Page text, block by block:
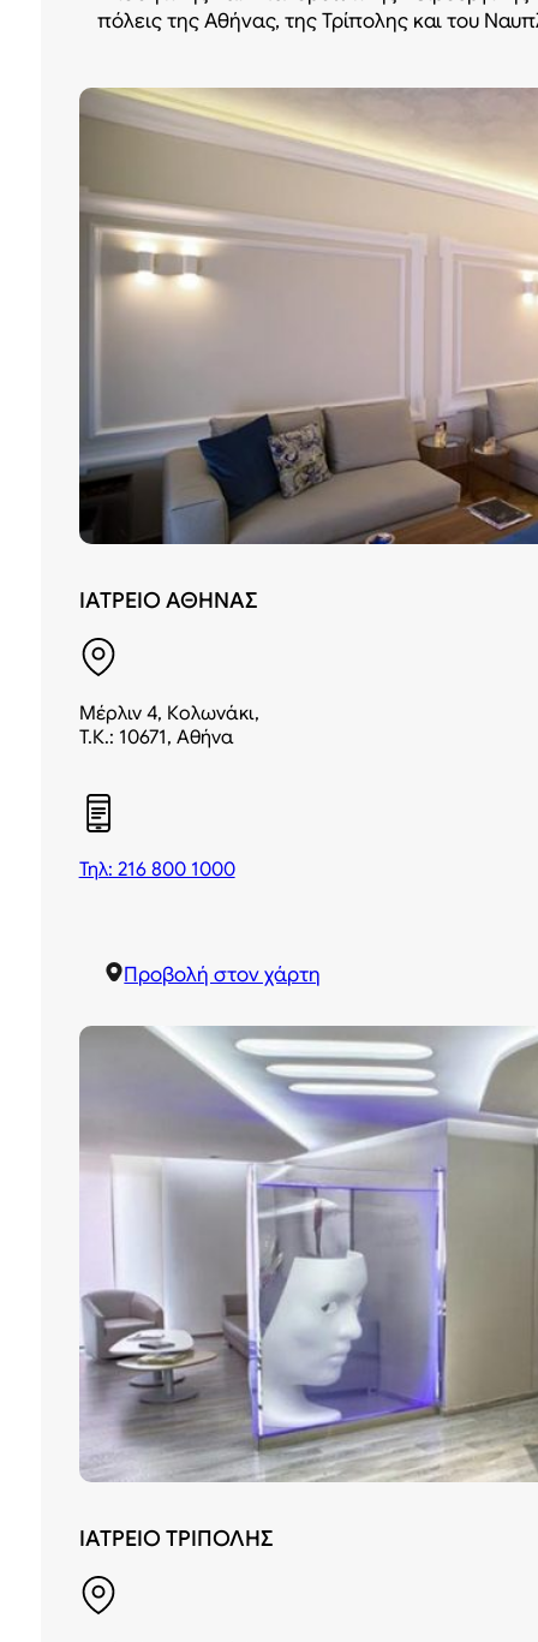
πόλεις της Αθήνας, της Τρίπολης και του
ΙΑΤΡΕΙΟ ΑΘΗΝΑΣ
Μέρλιν 4, Κολωνάκι,
Τ.Κ.: 10671, Αθήνα
Τηλ: 216 800 1000
Προβολή στον χάρτη
ΙΑΤΡΕΙΟ ΤΡΙΠΟΛΗΣ